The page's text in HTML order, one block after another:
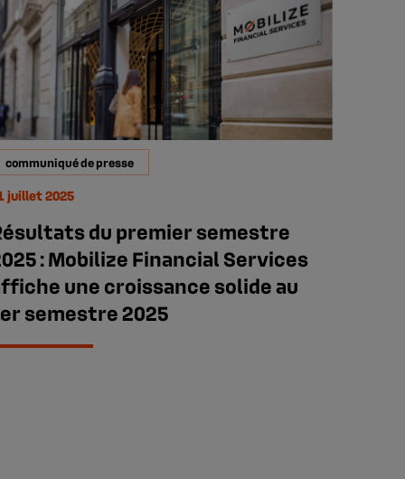
communiqué de presse
juillet 2025
du premier semestre
: Mobilize Financial Services
une croissance solide au
semestre 2025